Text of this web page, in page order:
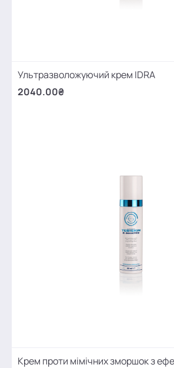
Ультразволожуючий крем IDRA
2040.00₴
Крем проти мімічних зморшок з